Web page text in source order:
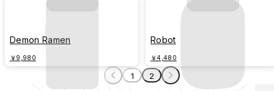
Demon Ramen
￥9,980
Robot
￥4,480
1 2